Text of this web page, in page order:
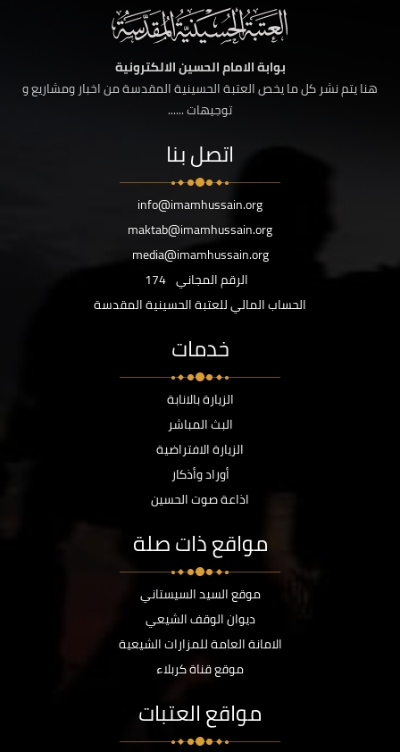
بوابة الامام الحسين الالكترونية
هنا يتم نشر كل ما يخص العتبة الحسينية المقدسة من اخبار ومشاريع و
توجيهات ......
اتصل بنا
info@imamhussain.org
maktab@imamhussain.org
media@imamhussain.org
الرقم المجاني 174
الحساب المالي للعتبة الحسينية المقدسة
خدمات
الزيارة بالانابة
البث المباشر
الزيارة الافتراضية
أوراد وأذكار
اذاعة صوت الحسين
مواقع ذات صلة
موقع السيد السيستاني
ديوان الوقف الشيعي
الامانة العامة للمزارات الشيعية
موقع قناة كربلاء
مواقع العتبات